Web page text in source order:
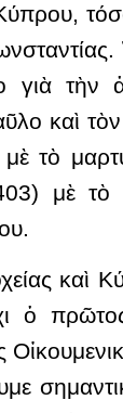
γιὰ τὴν
καὶ τὸν
τὸ
μὲ τὸ
καὶ
ὁ